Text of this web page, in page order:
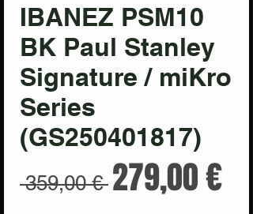
IBANEZ PSM10
BK Paul Stanley
Signature / miKro
Series
(GS250401817)
359,00 € Prix
279,00 €Prix